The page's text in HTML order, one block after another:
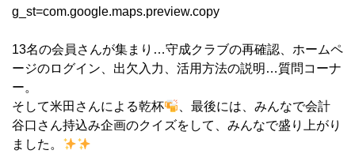
g_st=com.google.maps.preview.copy
13名の会員さんが集まり…守成クラブの再確認、ホームペ
ージのログイン、出欠入力、活用方法の説明…質問コーナ
ー。
そして米田さんによる乾杯
、最後には、みんなで会計
谷口さん持込み企画のクイズをして、みんなで盛り上がり
ました。